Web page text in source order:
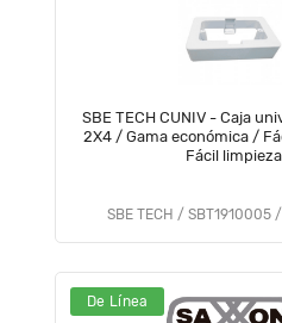
SBE TECH CUNIV - Caja universal de PVC /
2X4 / Gama económica /
Fácil limpieza
SBE TECH / SBT1910005
De Línea